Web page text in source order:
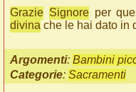
Grazie Signoreper
divina che le hai dato in
Argomenti: Bambini
Categorie: Sacramenti